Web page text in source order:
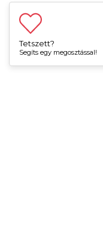
Tetszett?
Segíts egy megosztással!